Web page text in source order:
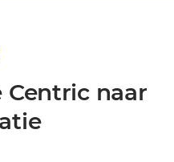
Centric naar